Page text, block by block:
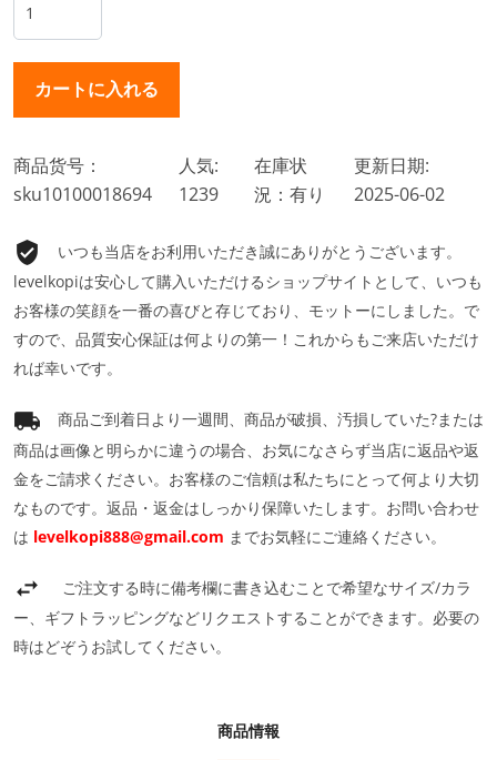
商品货号：
sku10100018694
人気:
1239
在庫状
況：有り
更新日期:
2025-06-02
いつも当店をお利用いただき誠にありがとうございます。
levelkopiは安心して購入いただけるショップサイトとして、いつも
お客様の笑顔を一番の喜びと存じており、モットーにしました。で
すので、品質安心保証は何よりの第一！これからもご来店いただけ
れば幸いです。
商品ご到着日より一週間、商品が破損、汚損していた?または
商品は画像と明らかに違うの場合、お気になさらず当店に返品や返
金をご請求ください。お客様のご信頼は私たちにとって何より大切
なものです。返品・返金はしっかり保障いたします。お問い合わせ
は levelkopi888@gmail.com までお気軽にご連絡ください。
ご注文する時に備考欄に書き込むことで希望なサイズ/カラ
ー、ギフトラッピングなどリクエストすることができます。必要の
時はどぞうお試してください。
商品情報